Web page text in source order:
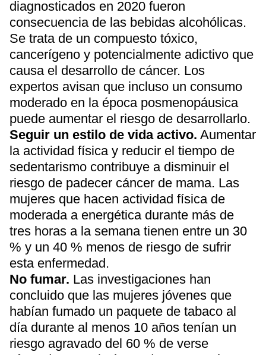
diagnosticados en 2020 fueron
consecuencia de las bebidas alcohólicas.
Se trata de un compuesto tóxico,
cancerígeno y potencialmente adictivo que
causa el desarrollo de cáncer. Los
expertos avisan que incluso un consumo
moderado en la época posmenopáusica
puede aumentar el riesgo de desarrollarlo.
Seguir un estilo de vida activo. Aumentar
la actividad física y reducir el tiempo de
sedentarismo contribuye a disminuir el
riesgo de padecer cáncer de mama. Las
mujeres que hacen actividad física de
moderada a energética durante más de
tres horas a la semana tienen entre un 30
% y un 40 % menos de riesgo de sufrir
esta enfermedad.
No fumar. Las investigaciones han
concluido que las mujeres jóvenes que
habían fumado un paquete de tabaco al
día durante al menos 10 años tenían un
riesgo agravado del 60 % de verse